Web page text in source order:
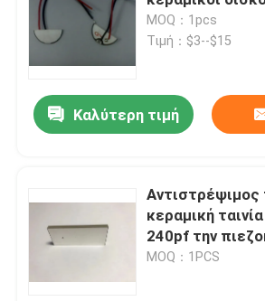
MOQ：1pcs
Τιμή：$3--$15
Καλύτερη τιμή
κεραμική
240pf την
MOQ：1PCS